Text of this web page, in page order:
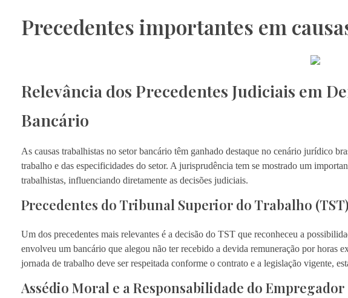
Precedentes importantes em
Relevância dos Precedentes Judiciais em
Bancário
As causas trabalhistas no setor bancário têm ganhado destaque no cenário jurídico
trabalho e das especificidades do setor. A jurisprudência tem se mostrado um
trabalhistas, influenciando diretamente as decisões judiciais.
Precedentes do Tribunal Superior do Trabalho (TST)
Um dos precedentes mais relevantes é a decisão do TST que reconheceu a
envolveu um bancário que alegou não ter recebido a devida remuneração por horas
jornada de trabalho deve ser respeitada conforme o contrato e a legislação vigente,
Assédio Moral e a Responsabilidade do Empregador